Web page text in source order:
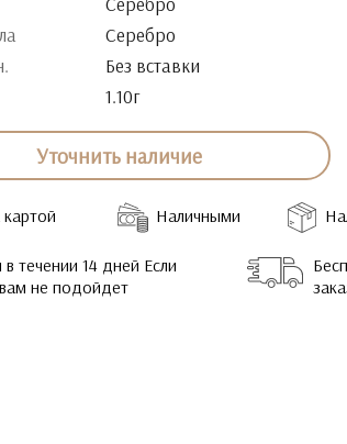
Серебро
Без вставки
1.10г
Уточнить наличие
Наличными
течении 14 дней Если
не подойдет